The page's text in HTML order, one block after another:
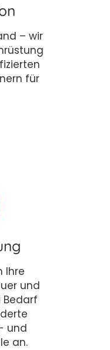
– wir
für
Ihre
und
Bedarf
und
an.